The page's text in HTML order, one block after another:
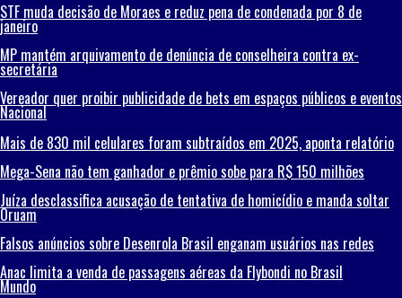
STF muda decisão de Moraes e reduz pena de condenada por 8 de
janeiro
MP mantém arquivamento de denúncia de conselheira contra ex-
secretária
Vereador quer proibir publicidade de bets em espaços públicos e eventos
Nacional
Mais de 830 mil celulares foram subtraídos em 2025, aponta relatório
Mega-Sena não tem ganhador e prêmio sobe para R$ 150 milhões
Juíza desclassifica acusação de tentativa de homicídio e manda soltar
Oruam
Falsos anúncios sobre Desenrola Brasil enganam usuários nas redes
Anac limita a venda de passagens aéreas da Flybondi no Brasil
Mundo